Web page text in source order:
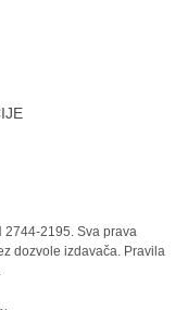
2744-2195. Sva prava
dozvole izdavača. Pravila